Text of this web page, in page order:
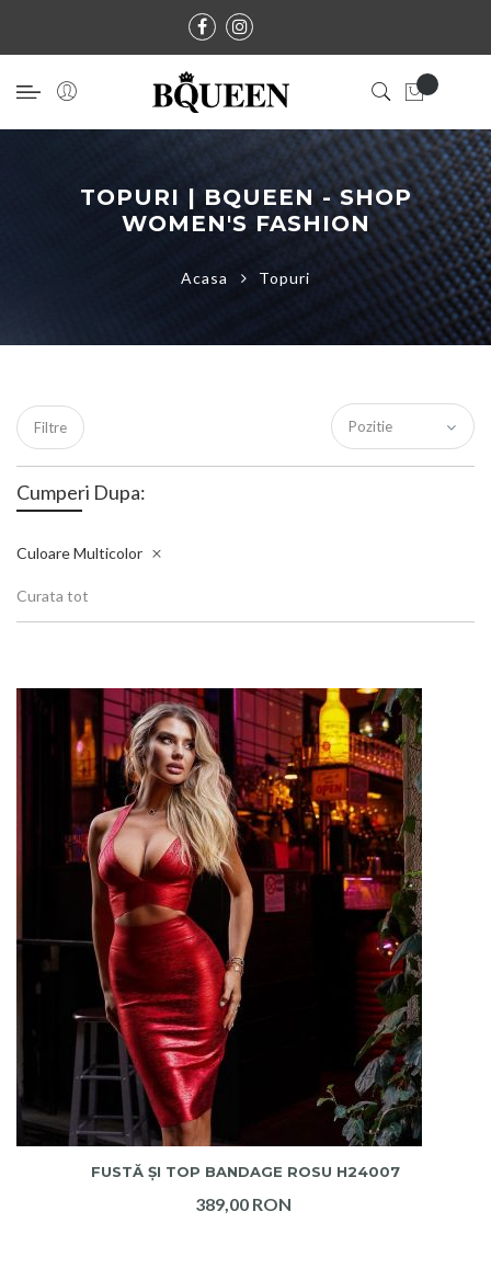
TOPURI | BQUEEN - SHOP
WOMEN'S FASHION
Acasa Topuri
ADAUGA IN COS
FUSTĂ ȘI TOP BANDAGE ROSU H24007
389,00 RON
Filtre
Cumperi Dupa:
CuloareMulticolor
Curata tot